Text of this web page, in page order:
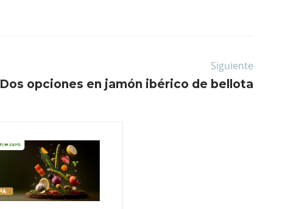
Siguiente
Dos opciones en jamón ibérico de bellota